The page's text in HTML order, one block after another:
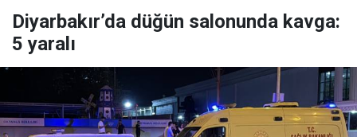
Diyarbakır’da düğün salonunda kavga:
5 yaralı